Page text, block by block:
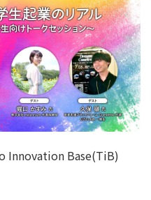
Innovation Base(TiB)